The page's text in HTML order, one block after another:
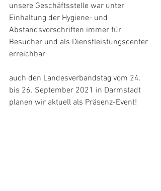
unsere Geschäftsstelle war unter
Einhaltung der Hygiene- und
Abstandsvorschriften immer für
Besucher und als Dienstleistungscenter
erreichbar
auch den Landesverbandstag vom 24.
bis 26. September 2021 in Darmstadt
planen wir aktuell als Präsenz-Event!